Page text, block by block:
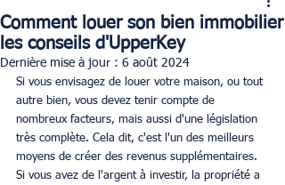
Comment louer son bien immobilier
les conseils d'UpperKey
Dernière mise à jour : 6 août 2024
Si vous envisagez de louer votre maison, ou tout
autre bien, vous devez tenir compte de
nombreux facteurs, mais aussi d'une législation
très complète. Cela dit, c'est l'un des meilleurs
moyens de créer des revenus supplémentaires.
Si vous avez de l'argent à investir, la propriété a